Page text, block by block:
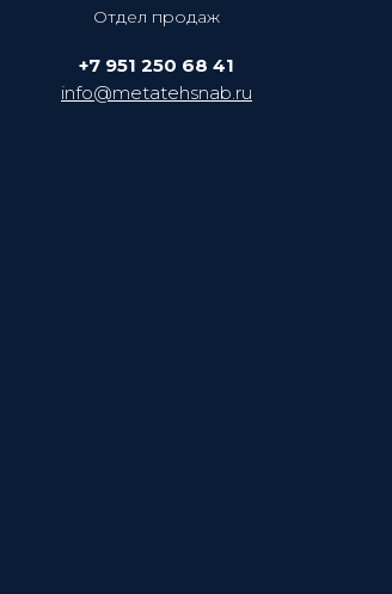
Отдел продаж
+7 951 250 68 41
info@metatehsnab.ru